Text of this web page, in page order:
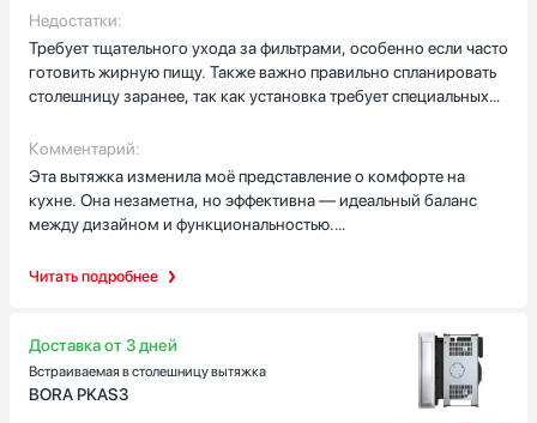
Читать подробнее
пространствах. Управление сенсорное, интуитивное, а
уровень шума настолько низкий, что можно спокойно
разговаривать во время готовки. Мощность всасывания
регулируется плавно, и даже при максимальной нагрузке
вытяжка справляется блестяще.
Недостатки:
Требует тщательного ухода за фильтрами, особенно если часто
готовить жирную пищу. Также важно правильно спланировать
столешницу заранее, так как установка требует специальных
Комментарий:
Эта вытяжка изменила моё представление о комфорте на
кухне. Она незаметна, но эффективна — идеальный баланс
между дизайном и функциональностью.
Доставка от 3 дней
Встраиваемая в столешницу вытяжка
BORA PKAS3